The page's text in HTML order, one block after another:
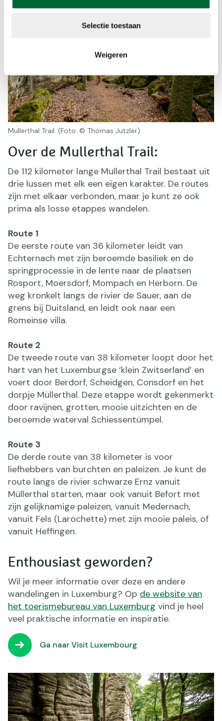
Selectie toestaan
Weigeren
Over de Mullerthal Trail:
De 112 kilometer lange Mullerthal Trail bestaat uit
drie lussen met elk een eigen karakter. De routes
zijn met elkaar verbonden, maar je kunt ze ook
prima als losse etappes wandelen.
Route 1
De eerste route van 36 kilometer leidt van
Echternach met zijn beroemde basiliek en de
springprocessie in de lente naar de plaatsen
Rosport, Moersdorf, Mompach en Herborn. De
weg kronkelt langs de rivier de Sauer, aan de
grens bij Duitsland, en leidt ook naar een
Romeinse villa.
Route 2
De tweede route van 38 kilometer loopt door het
hart van het Luxemburgse ‘klein Zwitserland’ en
voert door Berdorf, Scheidgen, Consdorf en het
dorpje Müllerthal. Deze etappe wordt gekenmerkt
door ravijnen, grotten, mooie uitzichten en de
beroemde waterval Schiessentümpel.
Route 3
De derde route van 38 kilometer is voor
liefhebbers van burchten en paleizen. Je kunt de
route langs de rivier schwarze Ernz vanuit
Müllerthal starten, maar ook vanuit Befort met
zijn gelijknamige paleizen, vanuit Medernach,
vanuit Fels (Larochette) met zijn mooie paleis, of
vanuit Heffingen.
Mullerthal Trail. (Foto: © Thomas Jutzler)
Enthousiast geworden?
Wil je meer informatie over deze en andere
wandelingen in Luxemburg? Op de website van
het toerismebureau van Luxemburg vind je heel
veel praktische informatie en inspiratie.
Ga naar Visit Luxembourg